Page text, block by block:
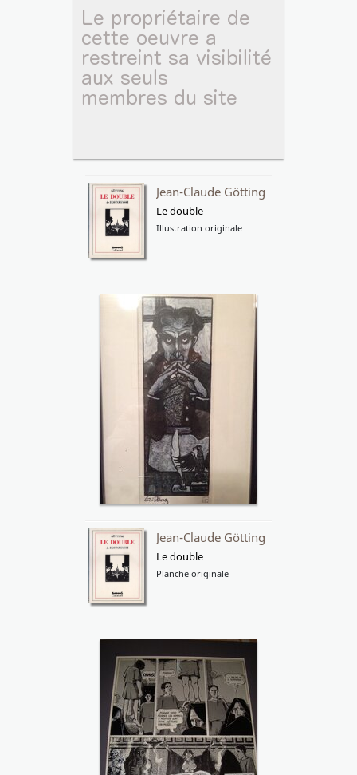
Jean-Claude Götting
Le double
Illustration originale
Jean-Claude Götting
Le double
Planche originale